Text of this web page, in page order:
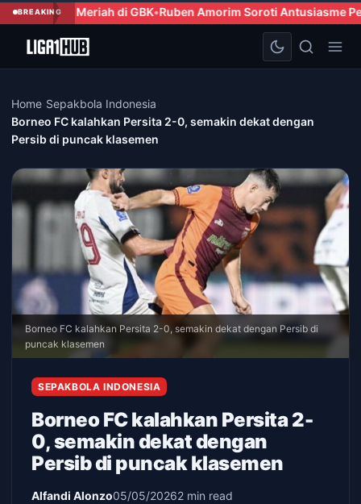
BREAKING
GBK Ruben Amorim Soroti Antusiasme Penggemar AC Milan di
Home Sepakbola Indonesia
Borneo FC kalahkan Persita 2-0, semakin dekat dengan
Persib di puncak klasemen
Borneo FC kalahkan Persita 2-0, semakin dekat dengan Persib di
puncak klasemen
SEPAKBOLA INDONESIA
Borneo FC kalahkan Persita 2-
0, semakin dekat dengan
Persib di puncak klasemen
Alfandi Alonzo05/05/20262 min read